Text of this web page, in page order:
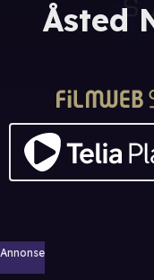
Åsted
Annonse